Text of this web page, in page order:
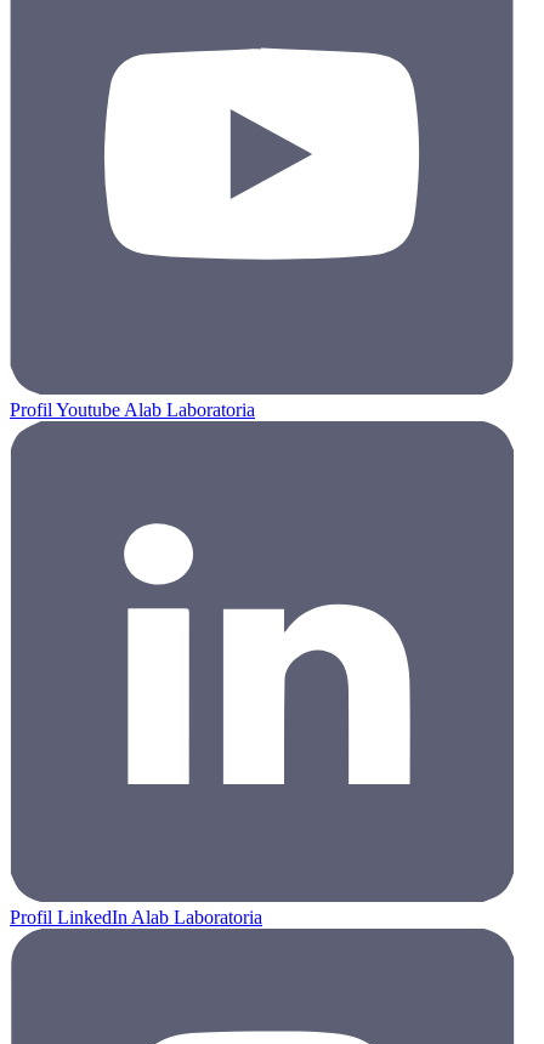
Profil Youtube Alab Laboratoria
Profil LinkedIn Alab Laboratoria